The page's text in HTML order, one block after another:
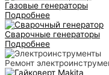
Газовые генераторы
Подробнее
Сварочные генераторы
Подробнее
Ремонт